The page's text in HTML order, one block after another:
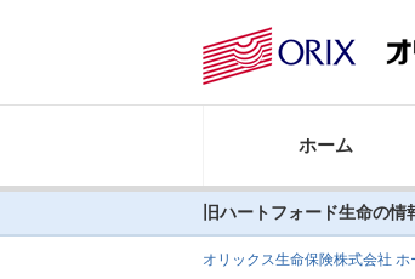
ホーム
旧ハートフォード生命の情
オリックス生命保険株式会社 ホ